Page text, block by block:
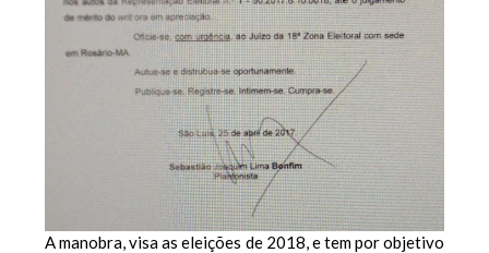
A manobra, visa as eleições de 2018, e tem por objetivo